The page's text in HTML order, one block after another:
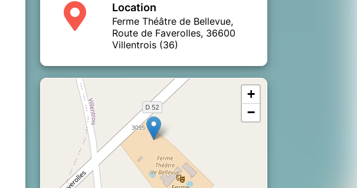
Location
Ferme Théâtre de Bellevue,
Route de Faverolles, 36600
Villentrois (36)
+
−